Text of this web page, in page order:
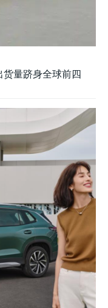
量跻身全球前四